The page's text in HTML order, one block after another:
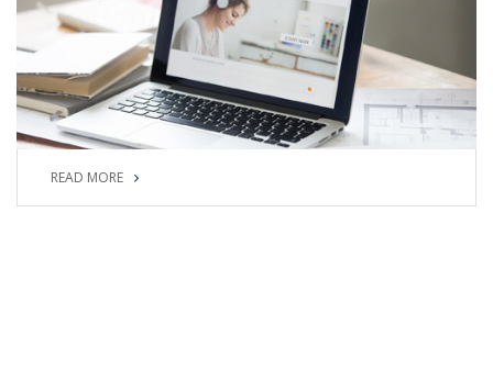
READ MORE